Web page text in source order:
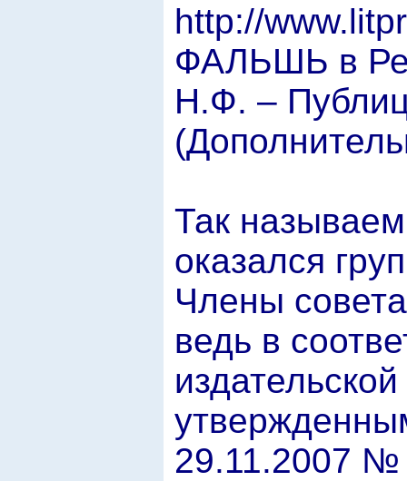
http://
ФАЛЬШЬ в
Н.Ф. –
Так
оказался
Члены
ведь в
29.11.2007 №